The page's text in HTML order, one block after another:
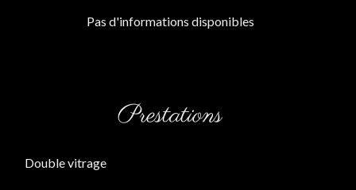
Pas d'informations disponibles
Prestations
Double vitrage